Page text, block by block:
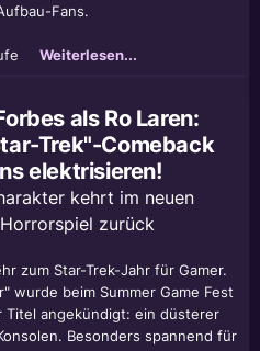
Fans.
Weiterlesen...
als Ro Laren:
Trek"-Comeback
elektrisieren!
kehrt im neuen
zurück
zum Star-Trek-Jahr für Gamer.
wurde beim Summer Game Fest
angekündigt: ein düsterer
Besonders spannend für